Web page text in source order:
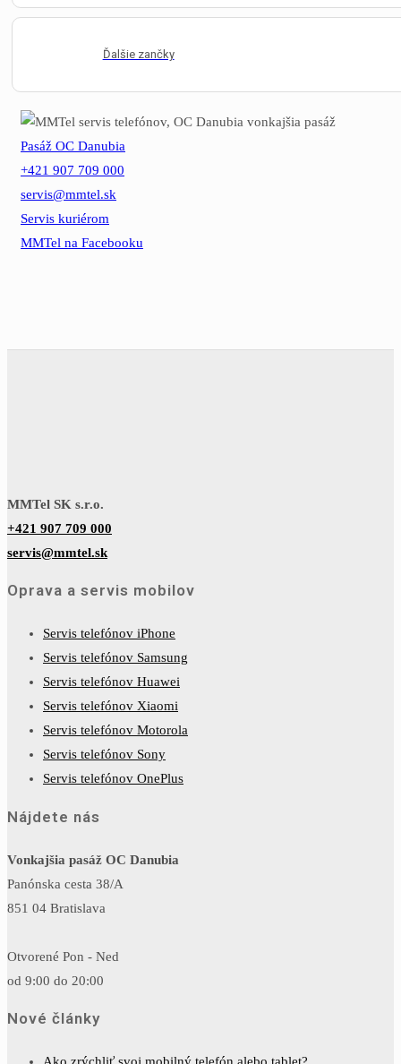
Ďalšie zančky
Pasáž OC Danubia
+421 907 709 000
servis@mmtel.sk
Servis kuriérom
MMTel na Facebooku
MMTel SK s.r.o.
+421 907 709 000
servis@mmtel.sk
Oprava a servis mobilov
Servis telefónov iPhone
Servis telefónov Samsung
Servis telefónov Huawei
Servis telefónov Xiaomi
Servis telefónov Motorola
Servis telefónov Sony
Servis telefónov OnePlus
Nájdete nás
Vonkajšia pasáž OC Danubia
Panónska cesta 38/A
851 04 Bratislava
Otvorené Pon - Ned
od 9:00 do 20:00
Nové články